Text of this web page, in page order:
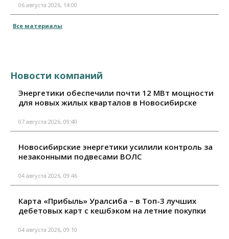
06 августа 2026, 14:00
Все материалы
Новости компаний
Энергетики обеспечили почти 12 МВт мощности
для новых жилых кварталов в Новосибирске
07 августа 2026, 09:40
Новосибирские энергетики усилили контроль за
незаконными подвесами ВОЛС
04 августа 2026, 09:46
Карта «Прибыль» Уралсиба – в Топ-3 лучших
дебетовых карт с кешбэком на летние покупки
04 августа 2026, 09:10